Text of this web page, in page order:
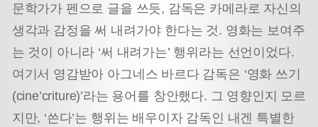
문학가가 펜으로 글을 쓰듯, 감독은 카메라로 자신의
생각과 감정을 써 내려가야 한다는 것. 영화는 보여주
는 것이 아니라 ‘써 내려가는’ 행위라는 선언이었다.
여기서 영감받아 아그네스 바르다 감독은 ‘영화 쓰기
(cine’criture)’라는 용어를 창안했다. 그 영향인지 모르
지만, ‘쓴다’는 행위는 배우이자 감독인 내겐 특별한